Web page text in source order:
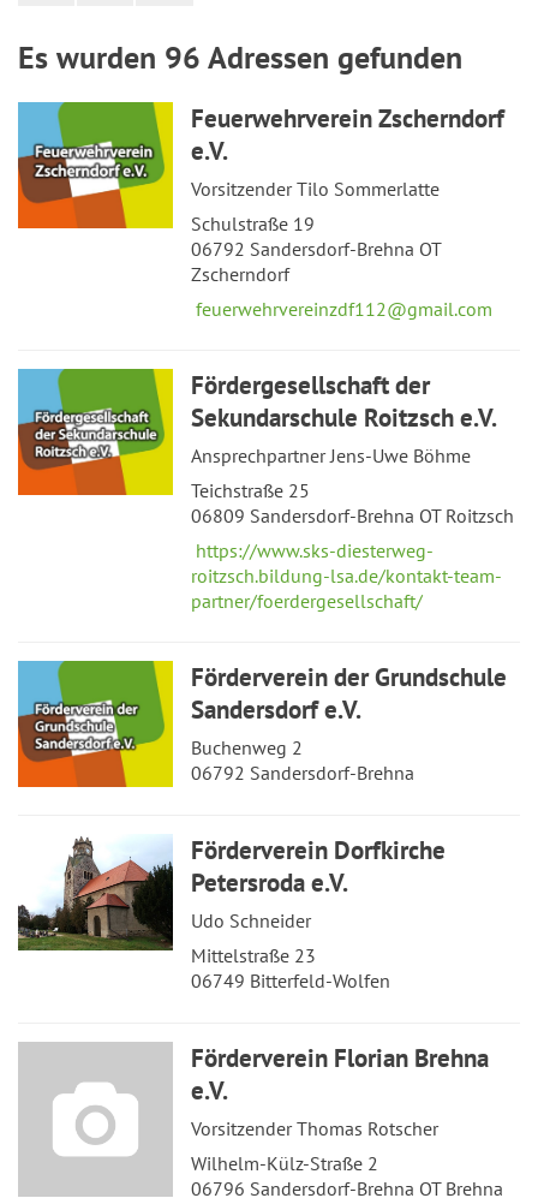
Es wurden 96 Adressen gefunden
Feuerwehrverein Zscherndorf
e.V.
Vorsitzender Tilo Sommerlatte
Schulstraße 19
06792 Sandersdorf-Brehna OT
Zscherndorf
feuerwehrvereinzdf112@gmail.com
Fördergesellschaft der
Sekundarschule Roitzsch e.V.
Ansprechpartner Jens-Uwe Böhme
Teichstraße 25
06809 Sandersdorf-Brehna OT Roitzsch
https://www.sks-diesterweg-
roitzsch.bildung-lsa.de/kontakt-team-
partner/foerdergesellschaft/
Förderverein der Grundschule
Sandersdorf e.V.
Buchenweg 2
06792 Sandersdorf-Brehna
Förderverein Dorfkirche
Petersroda e.V.
Udo Schneider
Mittelstraße 23
06749 Bitterfeld-Wolfen
Förderverein Florian Brehna
e.V.
Vorsitzender Thomas Rotscher
Wilhelm-Külz-Straße 2
06796 Sandersdorf-Brehna OT Brehna